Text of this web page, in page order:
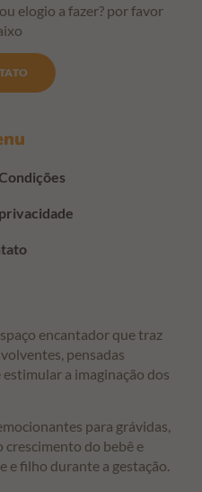
encantador que traz
pensadas
a imaginação dos
para grávidas,
crescimento do bebê e
e filho durante a gestação.
elogio a fazer? por favor